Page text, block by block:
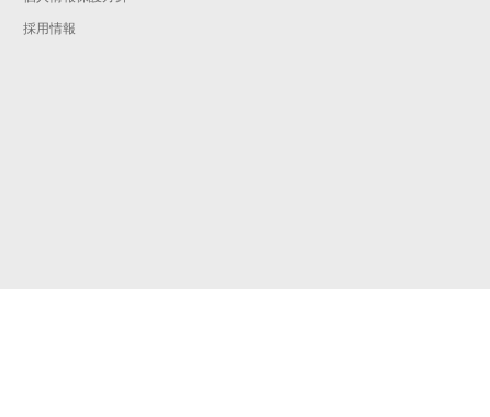
採用情報